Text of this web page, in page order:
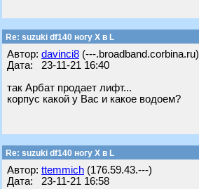
Re: suzuki df140 ногу X в L
Автор: davinci8 (---.broadband.corbina.ru)
Дата: 23-11-21 16:40
так Арбат продает лифт...
корпус какой у Вас и какое водоем?
Re: suzuki df140 ногу X в L
Автор: ttemmich (176.59.43.---)
Дата: 23-11-21 16:58